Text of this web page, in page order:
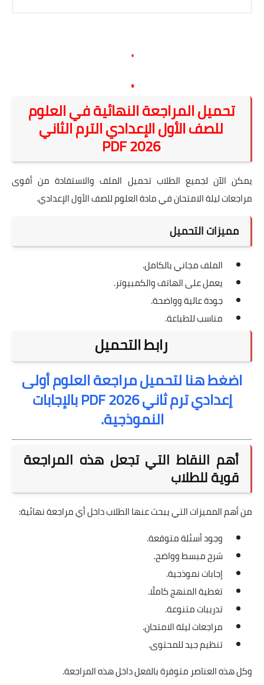
.
.
تحميل المراجعة النهائية في العلوم
للصف الأول الإعدادي الترم الثاني
2026 PDF
يمكن الآن لجميع الطلاب تحميل الملف والاستفادة من أقوى
مراجعات ليلة الامتحان في مادة العلوم للصف الأول الإعدادي.
مميزات التحميل
الملف مجاني بالكامل.
يعمل على الهاتف والكمبيوتر.
جودة عالية وواضحة.
مناسب للطباعة.
رابط التحميل
اضغط هنا لتحميل مراجعة العلوم أولى
إعدادي ترم ثاني 2026 PDF بالإجابات
النموذجية.
أهم النقاط التي تجعل هذه المراجعة
قوية للطلاب
من أهم المميزات التي يبحث عنها الطلاب داخل أي مراجعة نهائية:
وجود أسئلة متوقعة.
شرح مبسط وواضح.
إجابات نموذجية.
تغطية المنهج كاملًا.
تدريبات متنوعة.
مراجعات ليلة الامتحان.
تنظيم جيد للمحتوى.
وكل هذه العناصر متوفرة بالفعل داخل هذه المراجعة.